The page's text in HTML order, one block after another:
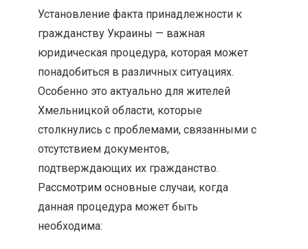
Установление факта принадлежности к
гражданству Украины — важная
юридическая процедура, которая может
понадобиться в различных ситуациях.
Особенно это актуально для жителей
Хмельницкой области, которые
столкнулись с проблемами, связанными с
отсутствием документов,
подтверждающих их гражданство.
Рассмотрим основные случаи, когда
данная процедура может быть
необходима: